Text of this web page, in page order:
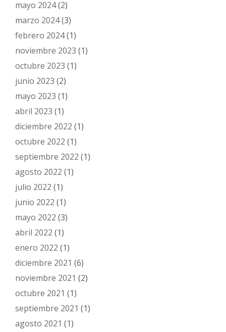
mayo 2024(2)
marzo 2024(3)
febrero 2024(1)
noviembre 2023 (1)
octubre 2023 (1)
junio 2023 (2)
mayo 2023 (1)
abril 2023 (1)
diciembre 2022 (1)
octubre 2022 (1)
septiembre 2022 (1)
agosto 2022 (1)
julio 2022 (1)
junio 2022 (1)
mayo 2022 (3)
abril 2022 (1)
enero 2022 (1)
diciembre 2021 (6)
noviembre 2021 (2)
octubre 2021 (1)
septiembre 2021 (1)
agosto 2021 (1)